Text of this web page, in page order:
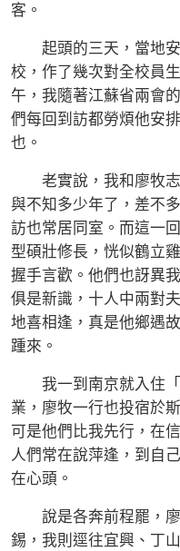
客。
起頭的三天，當地安
校，作了幾次對全校員
午，我隨著江蘇省兩會
們每回到訪都勞煩他安
也。
老實說，我和廖牧志
與不知多少年了，差不
訪也常居同室。而這一
型碩壯修長，恍似鶴立
握手言歡。他們也訝異
俱是新識，十人中兩對
地喜相逢，真是他鄉遇
踵來。
我一到南京就入住「
業，廖牧一行也投宿於
可是他們比我先行，在
人們常在說萍逢，到自
在心頭。
說是各奔前程罷，廖
錫，我則逕往宜興、丁山